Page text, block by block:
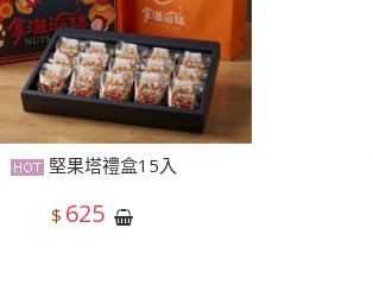
堅果塔禮盒15入
$ 625